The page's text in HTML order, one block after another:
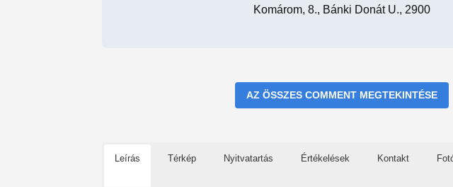
Komárom, 8., Bánki Donát U., 2900
AZ ÖSSZES COMMENT MEGTEKINTÉSE
Leírás Térkép Nyitvatartás Értékelések Kontakt